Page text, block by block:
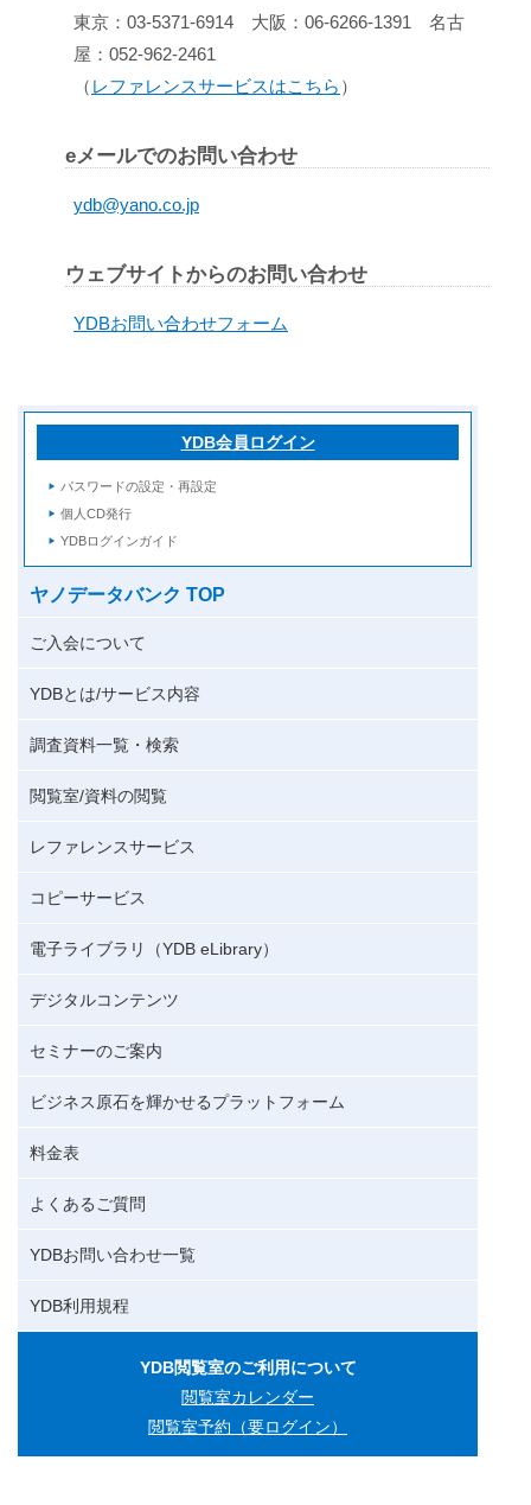
東京：03-5371-6914 大阪：06-6266-1391 名古
屋：052-962-2461
（ レファレンスサービスはこちら ）
eメールでのお問い合わせ
ydb@yano.co.jp
ウェブサイトからのお問い合わせ
YDBお問い合わせフォーム
YDB会員ログイン
パスワードの設定・再設定
個人CD発行
YDBログインガイド
ヤノデータバンク TOP
ご入会について
YDBとは/サービス内容
調査資料一覧・検索
閲覧室/資料の閲覧
レファレンスサービス
コピーサービス
電子ライブラリ（YDB eLibrary）
デジタルコンテンツ
セミナーのご案内
ビジネス原石を輝かせるプラットフォーム
料金表
よくあるご質問
YDBお問い合わせ一覧
YDB利用規程
YDB閲覧室のご利用について
閲覧室カレンダー
閲覧室予約（要ログイン）